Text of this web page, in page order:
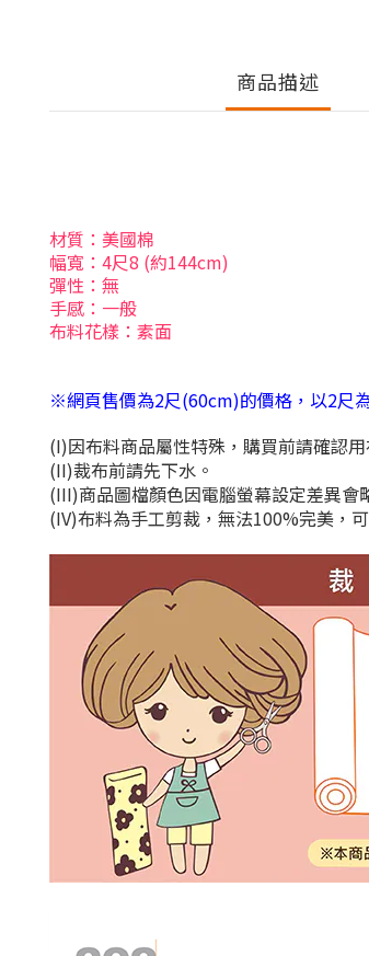
商品描述
材質：美國棉
幅寬：4尺8 (約144cm)
彈性：無
手感：一般
布料花樣：素面
※網頁售價為2尺(60cm)的價格，以2尺
(I)因布料商品屬性特殊，購買前請確認
(II)裁布前請先下水。
(III)商品圖檔顏色因電腦螢幕設定差異會
(IV)布料為手工剪裁，無法100%完美，